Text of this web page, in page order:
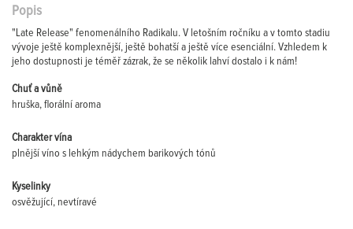
Popis
"Late Release" fenomenálního Radikalu. V letošním ročníku a v tomto stadiu
vývoje ještě komplexnější, ještě bohatší a ještě více esenciální. Vzhledem k
jeho dostupnosti je téměř zázrak, že se několik lahví dostalo i k nám!
Chuť a vůně
hruška, florální aroma
Charakter vína
plnější víno s lehkým nádychem barikových tónů
Kyselinky
osvěžující, nevtíravé